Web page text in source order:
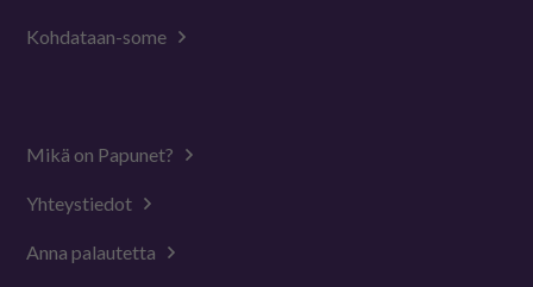
Kohdataan-some
Mikä on Papunet?
Yhteystiedot
Anna palautetta